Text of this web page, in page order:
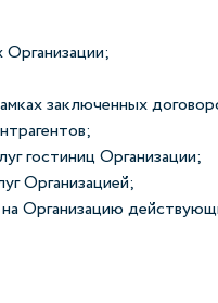
Организации;
заключенных
гостиниц Организации;
Организацией;
Организацию